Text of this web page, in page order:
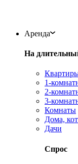
Аренда
На
1-
2-
3-
Комнаты
Дома,
Дачи
Спрос